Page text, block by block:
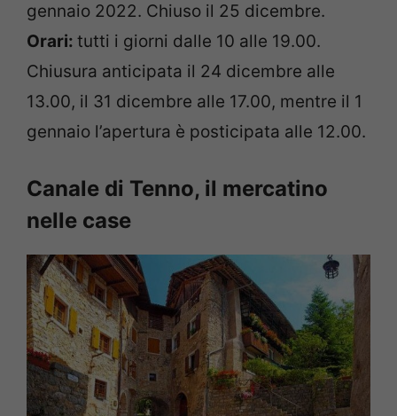
gennaio 2022. Chiuso il 25 dicembre.
Orari: tutti i giorni dalle 10 alle 19.00.
Chiusura anticipata il 24 dicembre alle
13.00, il 31 dicembre alle 17.00, mentre il 1
gennaio l’apertura è posticipata alle 12.00.
Canale di Tenno, il mercatino
nelle case